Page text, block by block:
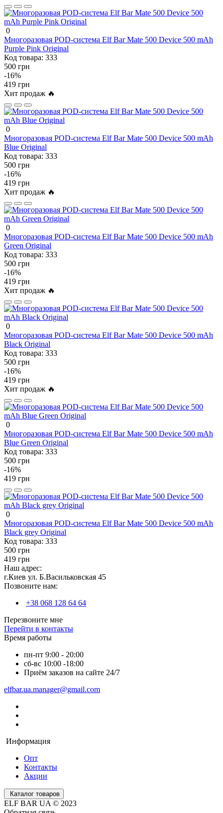
0
Многоразовая POD-система Elf Bar Mate 500 Device 500 mAh
Purple Pink Original
Код товара: 333
500 грн
-16%
419 грн
Хит продаж 🔥
0
Многоразовая POD-система Elf Bar Mate 500 Device 500 mAh
Blue Original
Код товара: 333
500 грн
-16%
419 грн
Хит продаж 🔥
0
Многоразовая POD-система Elf Bar Mate 500 Device 500 mAh
Green Original
Код товара: 333
500 грн
-16%
419 грн
Хит продаж 🔥
0
Многоразовая POD-система Elf Bar Mate 500 Device 500 mAh
Black Original
Код товара: 333
500 грн
-16%
419 грн
Хит продаж 🔥
0
Многоразовая POD-система Elf Bar Mate 500 Device 500 mAh
Blue Green Original
Код товара: 333
500 грн
-16%
419 грн
0
Многоразовая POD-система Elf Bar Mate 500 Device 500 mAh
Black grey Original
Код товара: 333
500 грн
419 грн
Наш адрес:
г.Киев ул. Б.Васильковская 45
Позвоните нам:
+38 068 128 64 64
Перезвоните мне
Перейти в контакты
Время работы
пн-пт 9:00 - 20:00
сб-вс 10:00 -18:00
Приём заказов на сайте 24/7
elfbar.ua.manager@gmail.com
Информация
Опт
Контакты
Акции
Каталог товаров
ELF BAR UA © 2023